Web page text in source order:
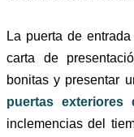
La puerta de
carta de
bonitas y presentar
puertas exteriores
inclemencias del